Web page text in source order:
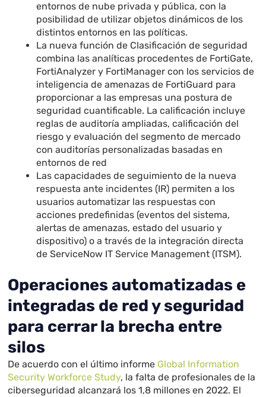
entornos de nube privada y pública, con la
posibilidad de utilizar objetos dinámicos de los
distintos entornos en las políticas.
La nueva función de Clasificación de seguridad
combina las analíticas procedentes de FortiGate,
FortiAnalyzer y FortiManager con los servicios de
inteligencia de amenazas de FortiGuard para
proporcionar a las empresas una postura de
seguridad cuantificable. La calificación incluye
reglas de auditoría ampliadas, calificación del
riesgo y evaluación del segmento de mercado
con auditorías personalizadas basadas en
entornos de red
Las capacidades de seguimiento de la nueva
respuesta ante incidentes (IR) permiten a los
usuarios automatizar las respuestas con
acciones predefinidas (eventos del sistema,
alertas de amenazas, estado del usuario y
dispositivo) o a través de la integración directa
de ServiceNow IT Service Management (ITSM).
Operaciones automatizadas e
integradas de red y seguridad
para cerrar la brecha entre
silos
De acuerdo con el último informe Global Information
Security Workforce Study, la falta de profesionales de la
ciberseguridad alcanzará los 1,8 millones en 2022. El